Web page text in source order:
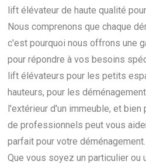
lift élévateur de haute qualité
Nous comprenons que chaque
c'est pourquoi nous offrons une
pour répondre à vos besoins
lift élévateurs pour les petits
hauteurs, pour les
l'extérieur d'un immeuble, et bien
de professionnels peut vous
parfait pour votre déménagement.
Que vous soyez un particulier ou